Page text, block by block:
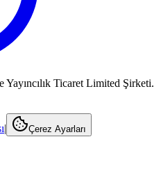
Ticaret Limited Şirketi.
| Çerez Ayarları